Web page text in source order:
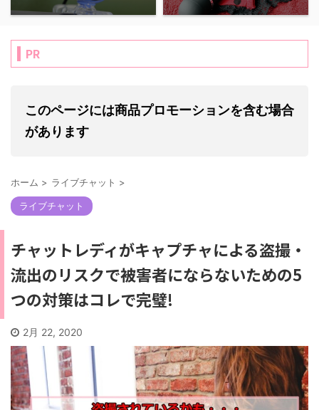
PR
このページには商品プロモーションを含む場合
があります
ホーム > ライブチャット >
ライブチャット
チャットレディがキャプチャによる盗撮・
流出のリスクで被害者にならないための5
つの対策はコレで完璧!
2月 22, 2020